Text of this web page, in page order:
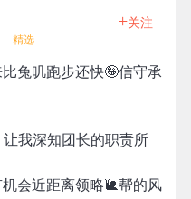
精选
+关注
兔叽跑步还快🤪信守承
我深知团长的职责所
会近距离领略🐌帮的风